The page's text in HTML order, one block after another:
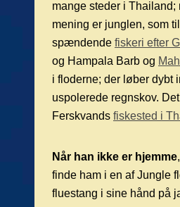
mange steder i Thailand;
mening er junglen, som
spændende fiskeri efter
og Hampala Barb og
i floderne; der løber dybt
uspolerede regnskov.
Ferskvands fiskested i
Når han ikke er hjemme
finde ham i en af Jungle
fluestang i sine hånd på